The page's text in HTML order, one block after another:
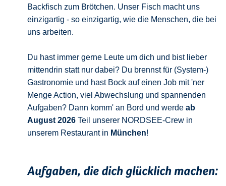
Backfisch zum Brötchen. Unser Fisch macht uns
einzigartig - so einzigartig, wie die Menschen, die bei
uns arbeiten.
Du hast immer gerne Leute um dich und bist lieber
mittendrin statt nur dabei? Du brennst für (System-)
Gastronomie und hast Bock auf einen Job mit 'ner
Menge Action, viel Abwechslung und spannenden
Aufgaben? Dann komm' an Bord und werde ab
August 2026 Teil unserer NORDSEE-Crew in
unserem Restaurant in München!
Aufgaben, die dich glücklich machen: